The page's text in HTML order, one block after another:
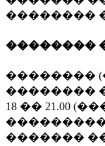
��������
��������
��������
��������
18 �� 21.00
�������